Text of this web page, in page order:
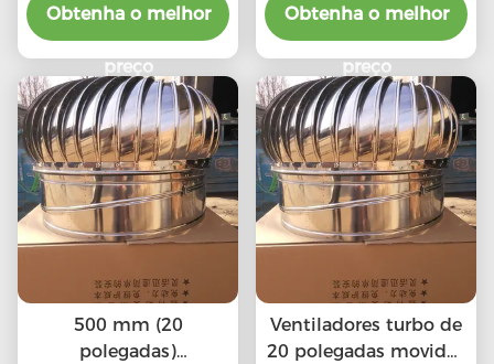
Obtenha o melhor
preço
Obtenha o melhor
preço
500 mm (20
polegadas)
Ventiladores turbo de
20 polegadas movidos